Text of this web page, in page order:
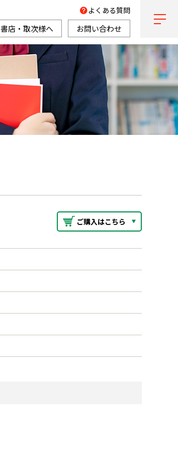
よくある質問
書店・取次様へ お問い合わせ
ご購入はこちら